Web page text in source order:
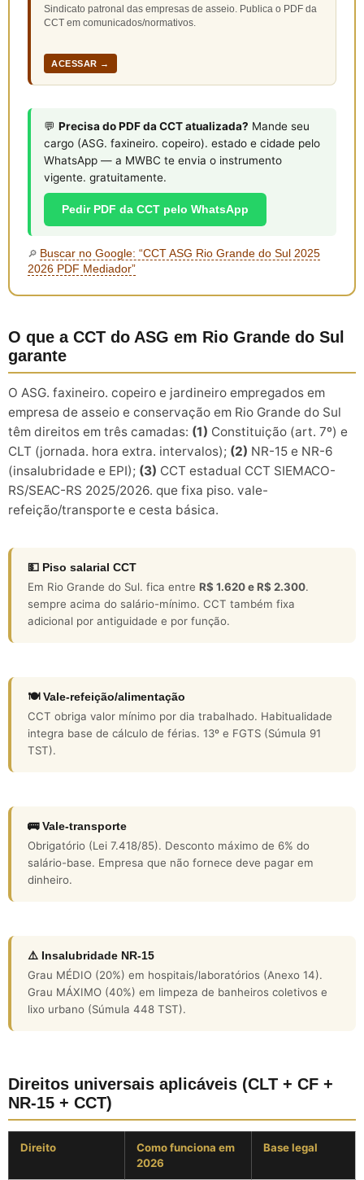
Sindicato patronal das empresas de asseio. Publica o PDF da
CCT em comunicados/normativos.
ACESSAR →
💬 Precisa do PDF da CCT atualizada? Mande seu
cargo (ASG. faxineiro. copeiro). estado e cidade pelo
WhatsApp — a MWBC te envia o instrumento
vigente. gratuitamente.
Pedir PDF da CCT pelo WhatsApp
🔎 Buscar no Google: “CCT ASG Rio Grande do Sul 2025
2026 PDF Mediador”
O que a CCT do ASG em Rio Grande do Sul
garante
O ASG. faxineiro. copeiro e jardineiro empregados em
empresa de asseio e conservação em Rio Grande do Sul
têm direitos em três camadas: (1) Constituição (art. 7º) e
CLT (jornada. hora extra. intervalos); (2) NR-15 e NR-6
(insalubridade e EPI); (3) CCT estadual CCT SIEMACO-
RS/SEAC-RS 2025/2026. que fixa piso. vale-
refeição/transporte e cesta básica.
💵 Piso salarial CCT
Em Rio Grande do Sul. fica entre R$ 1.620 e R$ 2.300.
sempre acima do salário-mínimo. CCT também fixa
adicional por antiguidade e por função.
🍽️ Vale-refeição/alimentação
CCT obriga valor mínimo por dia trabalhado. Habitualidade
integra base de cálculo de férias. 13º e FGTS (Súmula 91
TST).
🚌 Vale-transporte
Obrigatório (Lei 7.418/85). Desconto máximo de 6% do
salário-base. Empresa que não fornece deve pagar em
dinheiro.
⚠️ Insalubridade NR-15
Grau MÉDIO (20%) em hospitais/laboratórios (Anexo 14).
Grau MÁXIMO (40%) em limpeza de banheiros coletivos e
lixo urbano (Súmula 448 TST).
Direitos universais aplicáveis (CLT + CF +
NR-15 + CCT)
Direito
Como funciona em
2026
Base legal